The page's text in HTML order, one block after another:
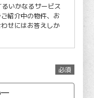
必須
いかなるサービス
紹介中の物件、お
せにはお答えしか